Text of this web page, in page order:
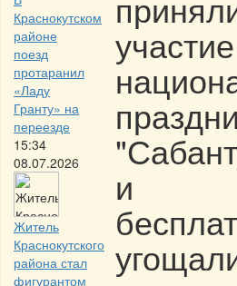
Краснокутском
районе
поезд
протаранил
«Ладу
Гранту» на
переезде
15:34
08.07.2026
Житель
Краснокутского
района стал
фигурантом
и